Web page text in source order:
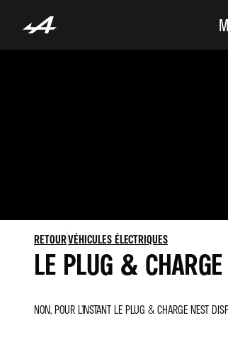
RETOURVÉHICULES ÉLECTRIQUES
LE PLUG &
NON, POUR L'INSTANT LE PLUG & CHARGE N'EST